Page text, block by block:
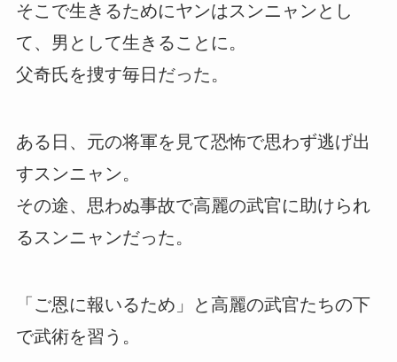
そこで生きるためにヤンはスンニャンとし
て、男として生きることに。
父奇氏を捜す毎日だった。
ある日、元の将軍を見て恐怖で思わず逃げ出
すスンニャン。
その途、思わぬ事故で高麗の武官に助けられ
るスンニャンだった。
「ご恩に報いるため」と高麗の武官たちの下
で武術を習う。